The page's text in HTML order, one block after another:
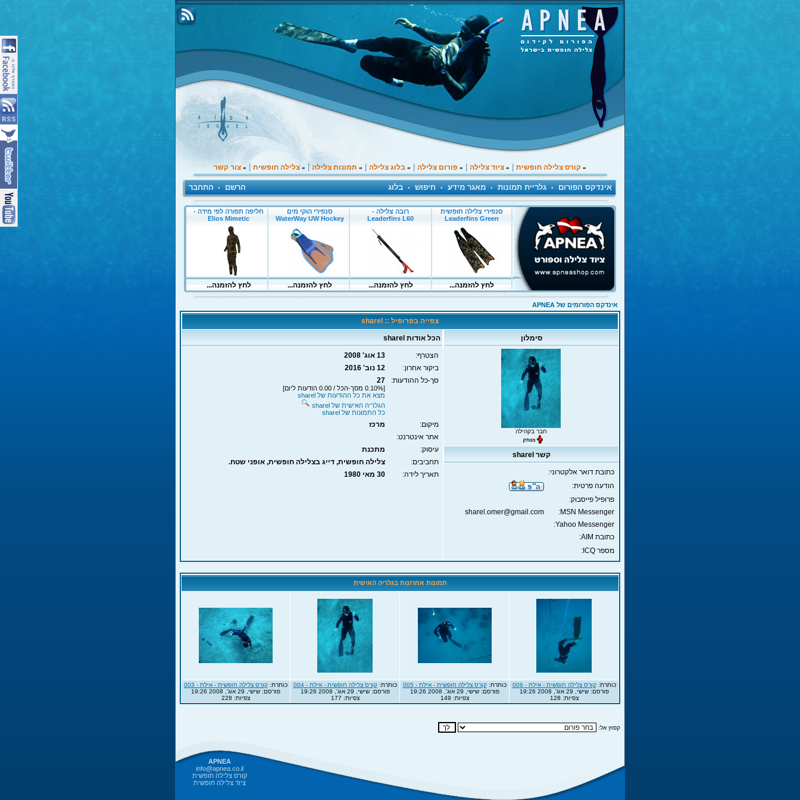
» קורס צלילה חופשית » ציוד צלילה » פורום צלילה » בלוג צלילה » תמונות צלילה » צלילה חופשית » צור קשר
אינדקס הפורום • גלריית תמונות • מאגר מידע • חיפוש • בלוג הרשם • התחבר
אינדקס הפורומים של APNEA
צפייה בפרופיל :: sharel
סימלון הכל אודות sharel
חבר בקהילה
הצטרף:
13 אוג' 2008
ביקור אחרון:
12 נוב' 2016
סך-כל ההודעות:
27
[0.10% מסך-הכל / 0.00 הודעות ליום]
מצא את כל ההודעות של sharel
הגלריה האישית של sharel
כל התמונות של sharel
מיקום:
מרכז
אתר אינטרנט:
עיסוק:
מתכנת
תחביבים:
צלילה חופשית, דייג בצלילה חופשית, אופני שטח.
תאריך לידה:
30 מאי 1980
קשר sharel
כתובת דואר אלקטרוני:
הודעה פרטית:
פרופיל פייסבוק:
MSN Messenger:
sharel.omer@gmail.com
Yahoo Messenger:
כתובת AIM:
מספר ICQ:
תמונות אחרונות בגלריה האישית
כותרת:קורס צלילה חופשית - אילת - 006
פורסם: שישי, 29 אוג', 2008 19:26
צפיות: 128
כותרת:קורס צלילה חופשית - אילת - 005
פורסם: שישי, 29 אוג', 2008 19:26
צפיות: 149
כותרת:קורס צלילה חופשית - אילת - 004
פורסם: שישי, 29 אוג', 2008 19:26
צפיות: 177
כותרת: קורס צלילה חופשית - אילת - 003
פורסם: שישי, 29 אוג', 2008 19:26
צפיות: 228
קפוץ אל:
APNEA
info@apnea.co.il
קורס צלילה חופשית
ציוד צלילה חופשית